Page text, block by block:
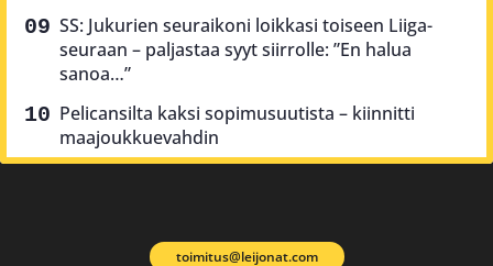
SS: Jukurien seuraikoni loikkasi toiseen Liiga-
seuraan – paljastaa syyt siirrolle: ”En halua
sanoa…”
Pelicansilta kaksi sopimusuutista – kiinnitti
maajoukkuevahdin
toimitus@leijonat.com